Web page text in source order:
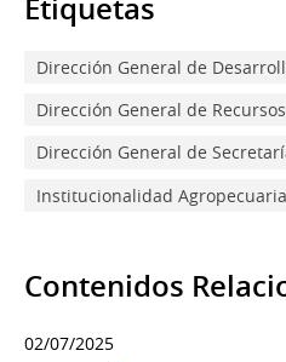
Etiquetas
Dirección General de
Dirección General de
Dirección General de
Institucionalidad Agropecuaria
Contenidos
02/07/2025